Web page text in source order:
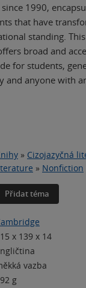
1990,
that have
standing.
broad and
for students,
and anyone with
» Cizojazyčná
» Nonfiction
Přidat téma
x 139 x 14
vazba
g